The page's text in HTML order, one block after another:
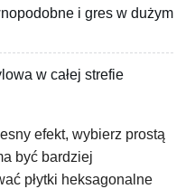
i gres w dużym
w całej strefie
efekt, wybierz prostą
być bardziej
płytki heksagonalne